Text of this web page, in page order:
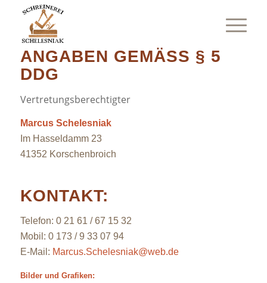
ANGABEN GEMÄSS § 5
DDG
Vertretungsberechtigter
Marcus Schelesniak
Im Hasseldamm 23
41352 Korschenbroich
KONTAKT:
Telefon: 0 21 61 / 67 15 32
Mobil: 0 173 / 9 33 07 94
E-Mail: Marcus.Schelesniak@web.de
Bilder und Grafiken: